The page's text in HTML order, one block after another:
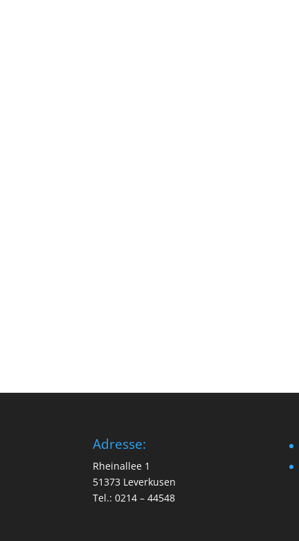
Adresse:
Rheinallee 1
51373 Leverkusen
Tel.: 0214 – 44548